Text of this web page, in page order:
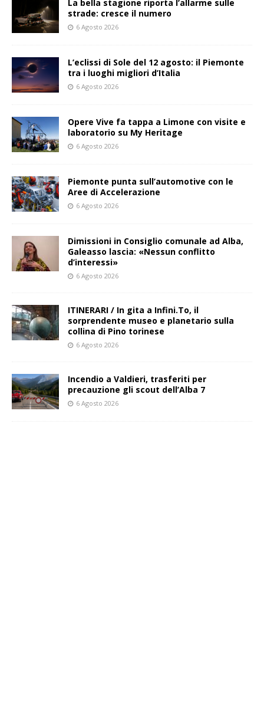
La bella stagione riporta l’allarme sulle
strade: cresce il numero
6 Agosto 2026
L’eclissi di Sole del 12 agosto: il Piemonte
tra i luoghi migliori d’Italia
6 Agosto 2026
Opere Vive fa tappa a Limone con visite e
laboratorio su My Heritage
6 Agosto 2026
Piemonte punta sull’automotive con le
Aree di Accelerazione
6 Agosto 2026
Dimissioni in Consiglio comunale ad Alba,
Galeasso lascia: «Nessun conflitto
d’interessi»
6 Agosto 2026
ITINERARI / In gita a Infini.To, il
sorprendente museo e planetario sulla
collina di Pino torinese
6 Agosto 2026
Incendio a Valdieri, trasferiti per
precauzione gli scout dell’Alba 7
6 Agosto 2026